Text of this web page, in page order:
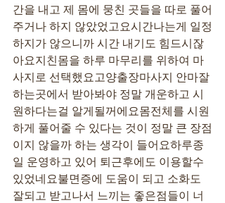
간을 내고 제 몸에 뭉친 곳들을 따로 풀어
주거나 하지 않았었고요시간나는게 일정
하지가 않으니까 시간 내기도 힘드시잖
아요지친몸을 하루 마무리를 위하여 마
사지로 선택했요고양출장마사지 안마잘
하는곳에서 받아봐야 정말 개운하고 시
원하다는걸 알게될꺼에요몸전체를 시원
하게 풀어줄 수 있다는 것이 정말 큰 장점
이지 않을까 하는 생각이 들어요하루종
일 운영하고 있어 퇴근후에도 이용할수
있었네요불면증에 도움이 되고 소화도
잘되고 받고나서 느끼는 좋은점들이 너